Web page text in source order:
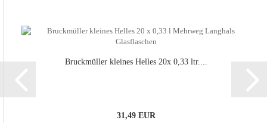
Bruck­mül­ler klei­nes Hel­les 20x 0,33 ltr....
31,49 EUR